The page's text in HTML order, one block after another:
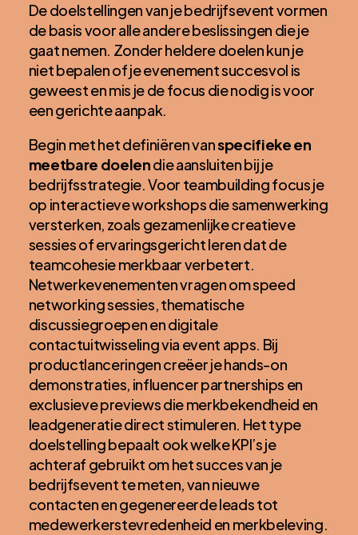
De doelstellingen van je bedrijfsevent vormen
de basis voor alle andere beslissingen die je
gaat nemen. Zonder heldere doelen kun je
niet bepalen of je evenement succesvol is
geweest en mis je de focus die nodig is voor
een gerichte aanpak.
Begin met het definiëren vanspecifieke en
meetbare doelendie aansluiten bij je
bedrijfsstrategie. Voor teambuilding focus je
op interactieve workshops die samenwerking
versterken, zoals gezamenlijke creatieve
sessies of ervaringsgericht leren dat de
teamcohesie merkbaar verbetert.
Netwerkevenementen vragen om speed
networking sessies, thematische
discussiegroepen en digitale
contactuitwisseling via event apps. Bij
productlanceringen creëer je hands-on
demonstraties, influencer partnerships en
exclusieve previews die merkbekendheid en
leadgeneratie direct stimuleren. Het type
doelstelling bepaalt ook welke KPI’s je
achteraf gebruikt om het succes van je
bedrijfsevent te meten, van nieuwe
contacten en gegenereerde leads tot
medewerkerstevredenheid en merkbeleving.